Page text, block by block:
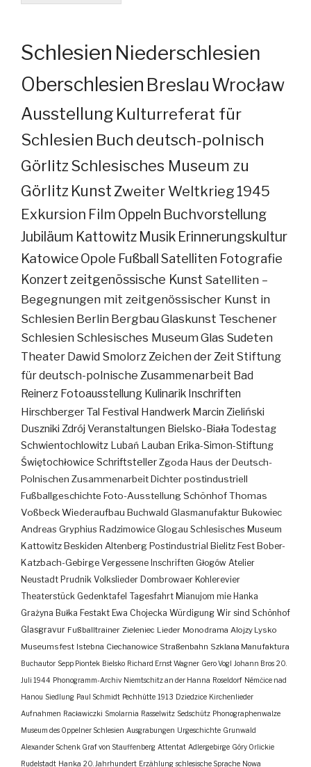
Schlesien Niederschlesien
Oberschlesien Breslau Wrocław
Ausstellung Kulturreferat für
Schlesien Buch deutsch-polnisch
GörlitzSchlesisches Museum zu
Görlitz KunstZweiter Weltkrieg 1945
Exkursion Film Oppeln Buchvorstellung
Jubiläum Kattowitz Musik Erinnerungskultur
KatowiceOpole FußballSatelliten Fotografie
Konzertzeitgenössische Kunst Satelliten –
Begegnungen mit zeitgenössischer Kunst in
Schlesien Berlin BergbauGlaskunst Teschener
Schlesien Schlesisches MuseumGlas Sudeten
Theater Dawid SmolorzZeichen der Zeit Stiftung
für deutsch-polnische Zusammenarbeit Bad
Reinerz Fotoausstellung Kulinarik Inschriften
Hirschberger Tal Festival Handwerk Marcin Zieliński
Duszniki Zdrój Veranstaltungen Bielsko-Biała Todestag
Schwientochlowitz Lubań Lauban Erika-Simon-Stiftung
Świętochłowice SchriftstellerZgoda Haus der Deutsch-
Polnischen ZusammenarbeitDichterpostindustriell
Fußballgeschichte Foto-AusstellungSchönhofThomas
VoßbeckWiederaufbau Buchwald Glasmanufaktur Bukowiec
Andreas Gryphius Radzimowice Glogau Schlesisches Museum
Kattowitz Beskiden Altenberg Postindustrial Bielitz Fest Bober-
Katzbach-Gebirge Vergessene Inschriften Głogów Atelier
Neustadt Prudnik Volkslieder Dombrowaer Kohlerevier
Theaterstück Gedenktafel Tagesfahrt Mianujom mie Hanka
Grażyna Bułka Festakt Ewa Chojecka Würdigung Wir sind Schönhof
Glasgravur Fußballtrainer Zieleniec Lieder Monodrama Alojzy Lysko
Museumsfest Istebna Ciechanowice Straßenbahn Szklana Manufaktura
Buchautor Sepp Piontek Bielsko Richard Ernst Wagner Gero Vogl Johann Bros 20.
Juli 1944 Phonogramm-Archiv Niemtschitz an der Hanna Roseldorf Némčice nad
Hanou Siedlung Paul Schmidt Pechhütte 1913 Dziedzice Kirchenlieder
Aufnahmen Racławiczki Smolarnia Rasselwitz Sedschütz Phonographenwalze
Museum des Oppelner Schlesien Ausgrabungen Urgeschichte Grunwald
Alexander Schenk Graf von Stauffenberg Attentat Adlergebirge Góry Orlickie
Rudelstadt Hanka 20. Jahrhundert Erzählung schlesische Sprache Nowa